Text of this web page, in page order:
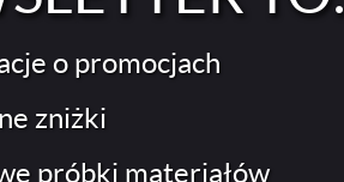
o promocjach
zniżki
próbki materiałów